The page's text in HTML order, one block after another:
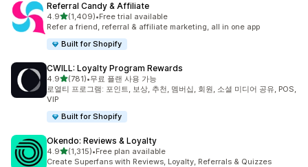
Referral Candy & Affiliate
4.9별 5개 중
(1,409)
총 리뷰 1409개
•Free trial available
Refer a friend, referral & affiliate marketing, all in one app
Built for Shopify
CWILL: Loyalty Program Rewards
4.9별 5개 중
(781)
총 리뷰 781개
•무료 플랜 사용 가능
로열티 프로그램: 포인트, 보상, 추천, 멤버십, 회원, 소셜 미디어 공유, POS,
VIP
Built for Shopify
Okendo: Reviews & Loyalty
4.9별 5개 중
(1,315)
총 리뷰 1315개
•Free plan available
Create Superfans with Reviews, Loyalty, Referrals & Quizzes